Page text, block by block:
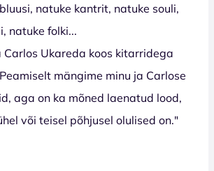
natuke kantrit, natuke souli,
natuke folki...
Carlos Ukareda koos kitarridega
mängime minu ja Carlose
aga on ka mõned laenatud lood,
või teisel põhjusel olulised on."